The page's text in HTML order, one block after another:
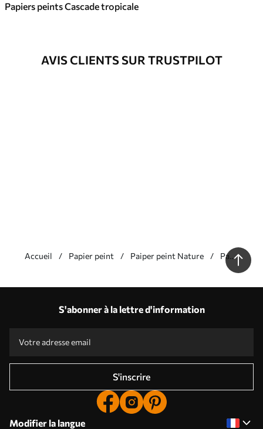
Papiers peints Cascade tropicale
AVIS CLIENTS SUR TRUSTPILOT
Accueil Papier peint Paiper peint Nature
Papier
peint
Production en fonction des tailles individuelles
Codes promotionnels avec des réductions à la commande !
S'abonner à la lettre d'information
S'inscrire
Modifier la langue